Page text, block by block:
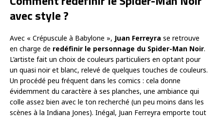
avec style ?
Avec « Crépuscule à Babylone », Juan Ferreyra se retrouve
en charge de redéfinir le personnage du Spider-Man Noir.
L’artiste fait un choix de couleurs particuliers en optant pour
un quasi noir et blanc, relevé de quelques touches de couleurs.
Un procédé peu fréquent dans les comics : cela donne
évidemment du caractère à ses planches, une ambiance qui
colle assez bien avec le ton recherché (un peu moins dans les
scènes à la Indiana Jones). Inégal, Juan Ferreyra emporte tout